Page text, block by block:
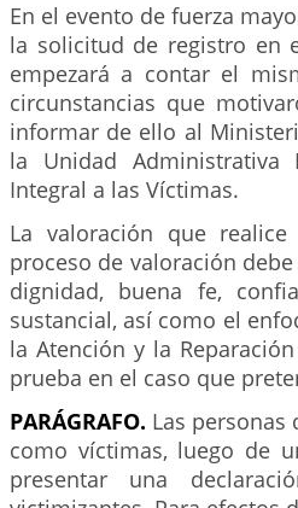
En el evento de fuerza
la solicitud de registro en
empezará a contar el
circunstancias que
informar de ello al
la Unidad Administrativa
Integral a las Víctimas.
La valoración que
proceso de valoración
dignidad, buena fe,
sustancial, así como el
la Atención y la
prueba en el caso que
PARÁGRAFO. Las personas
como víctimas, luego de
presentar una